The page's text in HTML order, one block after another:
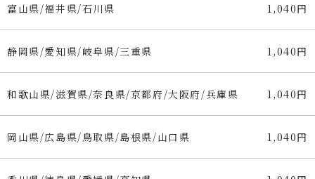
富山県/福井県/石川県 1,040円
静岡県/愛知県/岐阜県/三重県 1,040円
和歌山県/滋賀県/奈良県/京都府/大阪府/兵庫県 1,040円
岡山県/広島県/鳥取県/島根県/山口県 1,040円